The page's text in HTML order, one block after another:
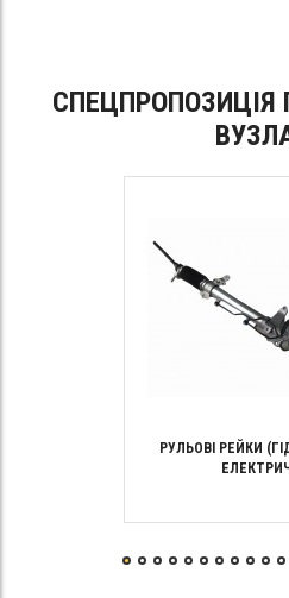
СПЕЦПРОПОЗИЦІЯ
РУЛЬОВІ РЕЙКИ